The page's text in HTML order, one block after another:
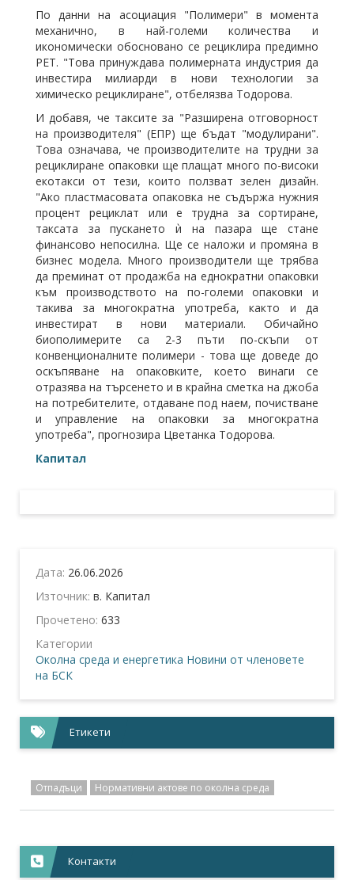
По данни на асоциация "Полимери" в момента
механично, в най-големи количества и
икономически обосновано се рециклира предимно
PET. "Това принуждава полимерната индустрия да
инвестира милиарди в нови технологии за
химическо рециклиране", отбелязва Тодорова.
И добавя, че таксите за "Разширена отговорност
на производителя" (ЕПР) ще бъдат "модулирани".
Това означава, че производителите на трудни за
рециклиране опаковки ще плащат много по-високи
екотакси от тези, които ползват зелен дизайн.
"Ако пластмасовата опаковка не съдържа нужния
процент рециклат или е трудна за сортиране,
таксата за пускането ѝ на пазара ще стане
финансово непосилна. Ще се наложи и промяна в
бизнес модела. Много производители ще трябва
да преминат от продажба на еднократни опаковки
към производството на по-големи опаковки и
такива за многократна употреба, както и да
инвестират в нови материали. Обичайно
биополимерите са 2-3 пъти по-скъпи от
конвенционалнитеполимери - това ще доведе до
оскъпяване на опаковките, което винаги се
отразява на търсенето и в крайна сметка на джоба
на потребителите, отдаване под наем, почистване
и управление на опаковки за многократна
употреба", прогнозира Цветанка Тодорова.
Капитал
Дата: 26.06.2026
Източник: в. Капитал
Прочетено: 633
Категории
Околна среда и енергетика Новини от членовете
на БСК
Етикети
Отпадъци Нормативни актове по околна среда
Контакти